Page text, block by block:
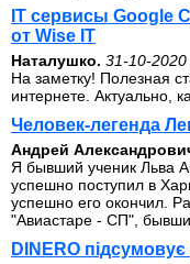
IT сервисы Google
от Wise IT
Наталушко. 31-10-
На заметку! Полезная
интернете. Актуально,
Человек-легенда
Андрей
Я бывший ученик Льва
успешно поступил в
успешно его окончил.
"Авиастаре - СП",
DINERO